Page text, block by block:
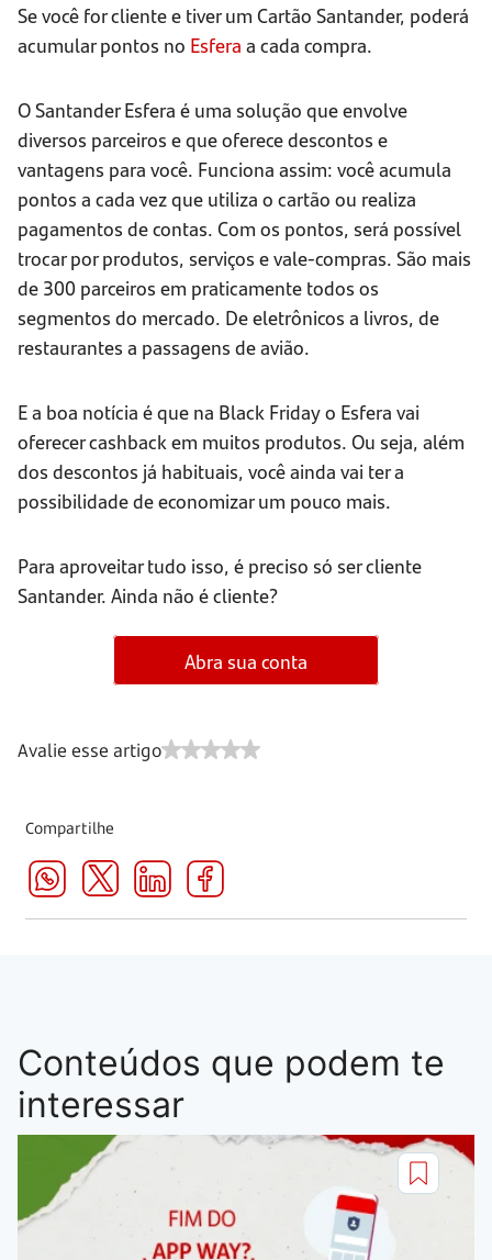
Se você for cliente e tiver um Cartão Santander, poderá
acumular pontos no Esfera a cada compra.
O Santander Esfera é uma solução que envolve
diversos parceiros e que oferece descontos e
vantagens para você. Funciona assim: você acumula
pontos a cada vez que utiliza o cartão ou realiza
pagamentos de contas. Com os pontos, será possível
trocar por produtos, serviços e vale-compras. São mais
de 300 parceiros em praticamente todos os
segmentos do mercado. De eletrônicos a livros, de
restaurantes a passagens de avião.
E a boa notícia é que na Black Friday o Esfera vai
oferecer cashback em muitos produtos. Ou seja, além
dos descontos já habituais, você ainda vai ter a
possibilidade de economizar um pouco mais.
Para aproveitar tudo isso, é preciso só ser cliente
Santander. Ainda não é cliente?
Abra sua conta
Avalie esse artigo
Compartilhe
Conteúdos que podem te
interessar